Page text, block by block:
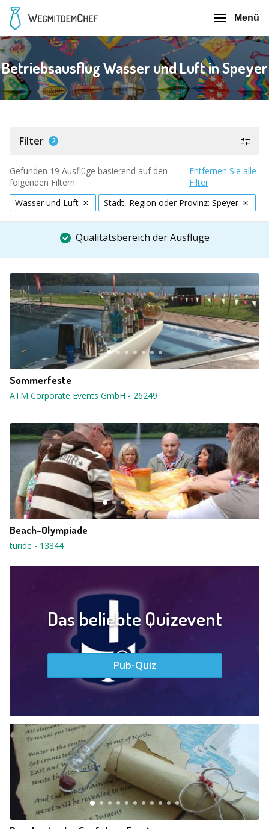
Menü
Betriebsausflug Wasser und Luft in Speyer
Filter 2
Gefunden 19 Ausflüge basierend auf den
folgenden Filtern
Entfernen Sie alle
Filter
Wasser und Luft
Stadt, Region oder Provinz: Speyer
Qualitätsbereich der Ausflüge
Sommerfeste
ATM Corporate Events GmbH - 26249
Beach-Olympiade
turide - 13844
Das beliebte Quizevent
Pub-Quiz